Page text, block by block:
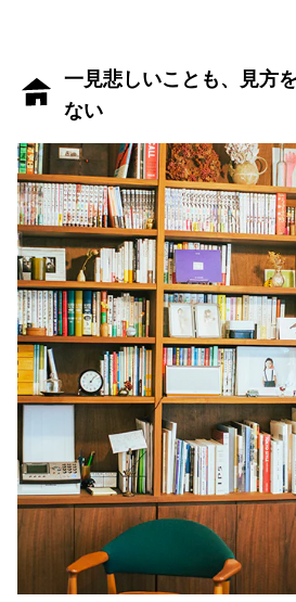
一見悲しいことも、見方
ない